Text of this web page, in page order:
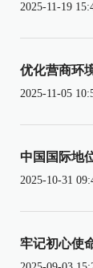
2025-11-19
优化营商环
2025-11-05
中国国际地
2025-10-31
牢记初心使